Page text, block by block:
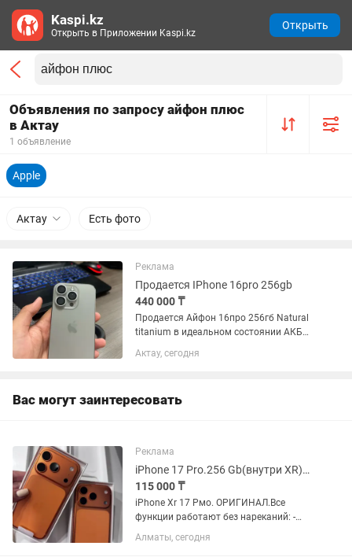
Объявления по запросу айфон плюс
в Актау
1 объявление
Apple
Актау Есть фото
Реклама
Продается IPhone 16pro 256gb
440 000 ₸
Продается Айфон 16про 256гб Natural
titanium в идеальном состоянии АКБ
комплекте коробка документы
чехлов...
Актау, сегодня
Вас могут заинтересовать
Реклама
iPhone 17 Pro.256 Gb(внутри XR)плюс Аирподс
115 000 ₸
iPhone Xr 17 Рмо. ОРИГИНАЛ.Все
функции работают без нареканий: -
Facе ID - Тrue Tоne - Аpрlе Раy - -
Беспроводная зарядка - Плocкий экрaн
Алматы, сегодня
Kaspi.kz
Открыть в Приложении Kaspi.kz
Открыть